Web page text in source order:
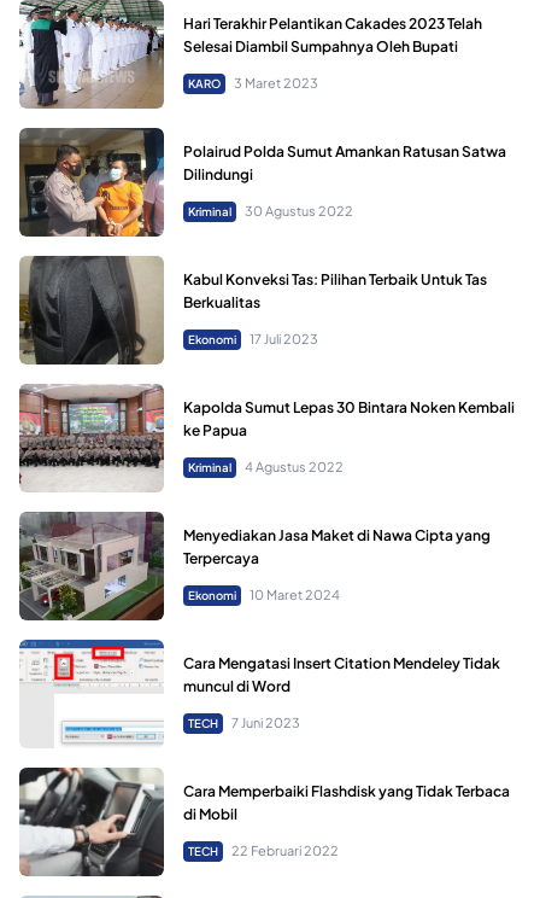
Hari Terakhir Pelantikan Cakades 2023 Telah
Selesai Diambil Sumpahnya Oleh Bupati
KARO 3 Maret 2023
Polairud Polda Sumut Amankan Ratusan Satwa
Dilindungi
Kriminal 30 Agustus 2022
Kabul Konveksi Tas: Pilihan Terbaik Untuk Tas
Berkualitas
Ekonomi 17 Juli 2023
Kapolda Sumut Lepas 30 Bintara Noken Kembali
ke Papua
Kriminal 4 Agustus 2022
Menyediakan Jasa Maket di Nawa Cipta yang
Terpercaya
Ekonomi 10 Maret 2024
Cara Mengatasi Insert Citation Mendeley Tidak
muncul di Word
TECH 7 Juni 2023
Cara Memperbaiki Flashdisk yang Tidak Terbaca
di Mobil
TECH 22 Februari 2022